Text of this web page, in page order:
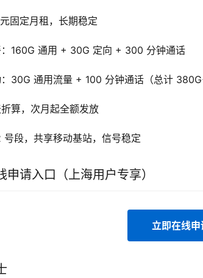
固定月租，长期稳定
：160G 通用 + 30G 定向 + 300 分钟通话
30G 通用流量 + 100 分钟通话（总计
算，次月起全额发放
号段，共享移动基站，信号稳定
申请入口（上海用户专享）
立即在线申